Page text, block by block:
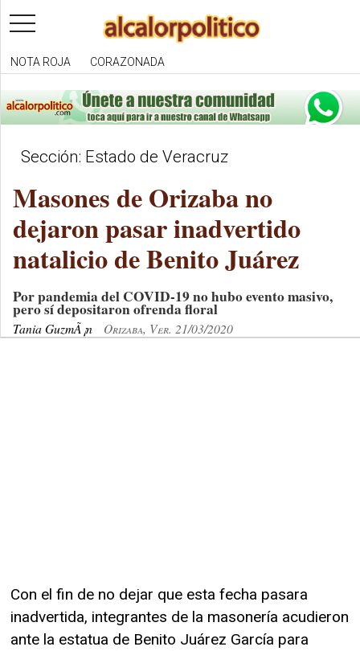
toggle
navigation
NOTA ROJA CORAZONADA
Sección: Estado de Veracruz
Masones de Orizaba no
dejaron pasar inadvertido
natalicio de Benito Juárez
Por pandemia del COVID-19 no hubo evento masivo,
pero sí depositaron ofrenda floral
Tania GuzmÃ¡n Orizaba, Ver. 21/03/2020
Con el fin de no dejar que esta fecha pasara
inadvertida, integrantes de la masonería acudieron
ante la estatua de Benito Juárez García para